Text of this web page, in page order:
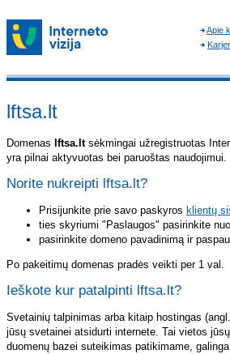
lftsa.lt
Domenas lftsa.ltsėkmingai užregistruotas
yra pilnai aktyvuotas bei paruoštas naudojimui.
Norite nukreipti lftsa.lt?
Prisijunkite prie savo paskyros klientų
ties skyriumi "Paslaugos" pasirinkite
pasirinkite domeno pavadinimą ir
Po pakeitimų domenas pradės veikti per 1 val.
Ieškote kur patalpinti lftsa.lt?
Svetainių talpinimas arba kitaip hostingas (angl.
jūsų svetainei atsidurti internete. Tai vietos
duomenų bazei suteikimas patikimame,